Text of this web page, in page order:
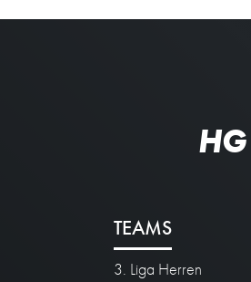
TEAMS
3. Liga Herren